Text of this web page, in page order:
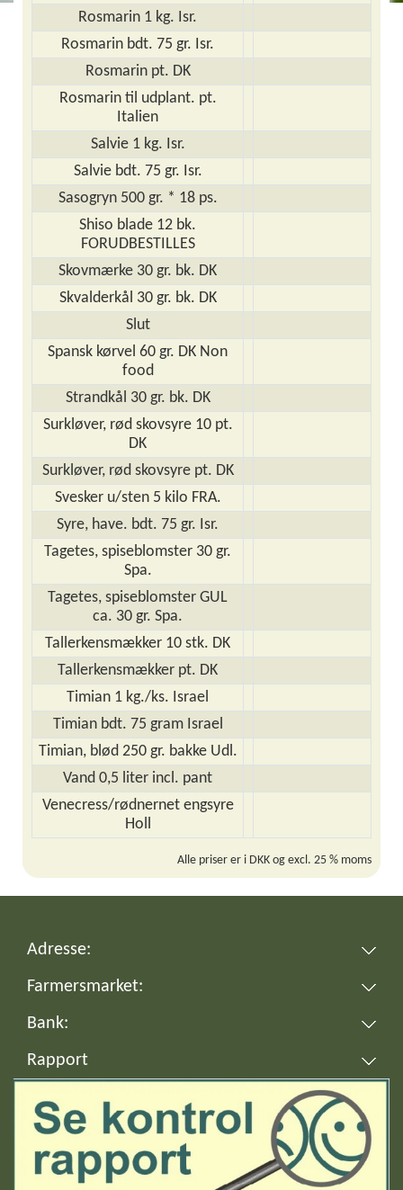
Rosmarin 1 kg. Isr.
Rosmarin bdt. 75 gr. Isr.
Rosmarin pt. DK
Rosmarin til udplant. pt.
Italien
Salvie 1 kg. Isr.
Salvie bdt. 75 gr. Isr.
Sasogryn 500 gr. * 18 ps.
Shiso blade 12 bk.
FORUDBESTILLES
Skovmærke 30 gr. bk. DK
Skvalderkål 30 gr. bk. DK
Slut
Spansk kørvel 60 gr. DK Non
food
Strandkål 30 gr. bk. DK
Surkløver, rød skovsyre 10 pt.
DK
Surkløver, rød skovsyre pt. DK
Svesker u/sten 5 kilo FRA.
Syre, have. bdt. 75 gr. Isr.
Tagetes, spiseblomster 30 gr.
Spa.
Tagetes, spiseblomster GUL
ca. 30 gr. Spa.
Tallerkensmækker 10 stk. DK
Tallerkensmækker pt. DK
Timian 1 kg./ks. Israel
Timian bdt. 75 gram Israel
Timian, blød 250 gr. bakke Udl.
Vand 0,5 liter incl. pant
Venecress/rødnernet engsyre
Holl
Alle priser er i DKK og excl. 25 % moms
Adresse:
Farmersmarket:
Bank:
Rapport